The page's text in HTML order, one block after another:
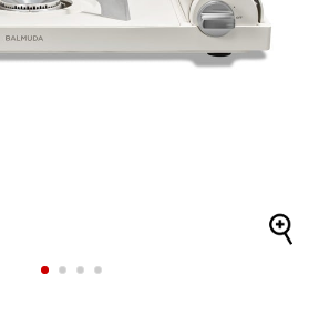
1 2 3 4